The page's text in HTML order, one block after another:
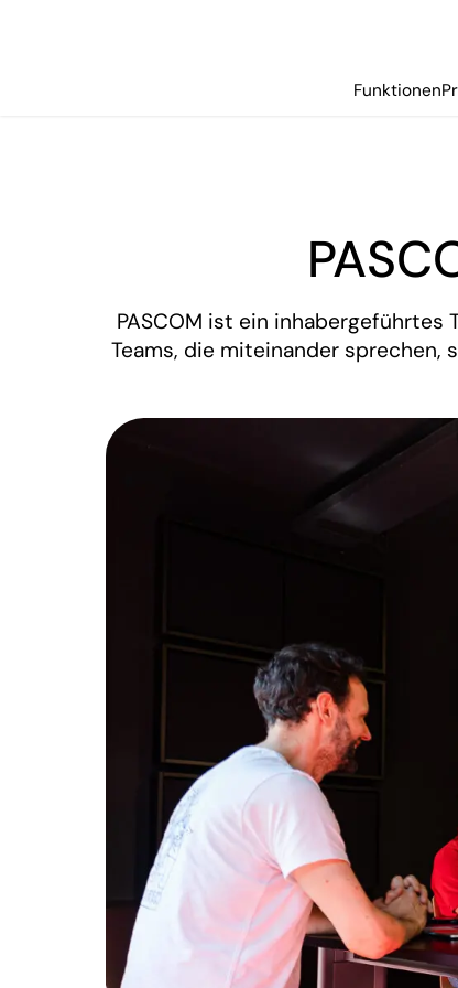
Funktionen
PASCOM ist ein
Teams, die miteinander